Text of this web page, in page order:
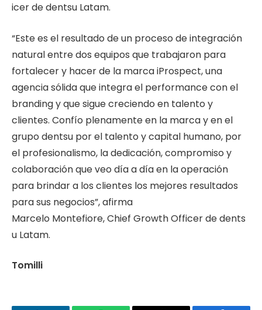
icer de dentsu Latam.
“Este es el resultado de un proceso de integración
natural entre dos equipos que trabajaron para
fortalecer y hacer de la marca iProspect, una
agencia sólida que integra el performance con el
branding y que sigue creciendo en talento y
clientes. Confío plenamente en la marca y en el
grupo dentsu por el talento y capital humano, por
el profesionalismo, la dedicación, compromiso y
colaboración que veo día a día en la operación
para brindar a los clientes los mejores resultados
para sus negocios”, afirma
Marcelo Montefiore, Chief Growth Officer de dents
u Latam.
Tomilli